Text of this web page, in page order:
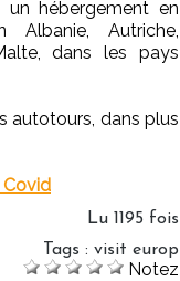
un hébergement en
Albanie, Autriche,
dans les pays
autotours, dans plus
Covid
Lu 1195 fois
Tags : visit europ
Notez